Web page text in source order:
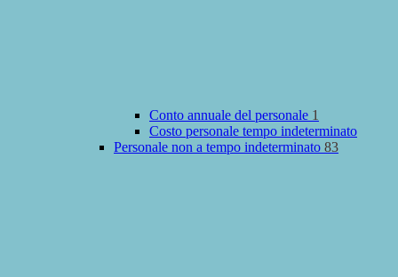
Conto annuale del personale 1
Costo personale tempo indeterminato
Personale non a tempo indeterminato 83